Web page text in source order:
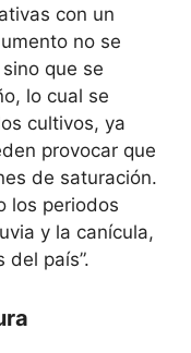
con un
no se
que se
lo cual se
cultivos, ya
provocar que
de saturación.
los periodos
y la canícula,
país”.